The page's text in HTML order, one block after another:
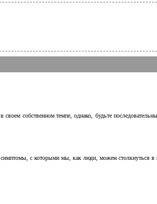
собственном темпе, однако, будьте
с которыми мы, как люди, можем столкнуться в